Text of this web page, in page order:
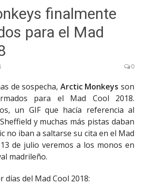
finalmente
para el Mad
0
de sospecha, Arctic Monkeys son
para el Mad Cool 2018.
un GIF que hacía referencia al
y muchas más pistas daban
no iban a saltarse su cita en el Mad
de julio veremos a los monos en
madrileño.
días del Mad Cool 2018: